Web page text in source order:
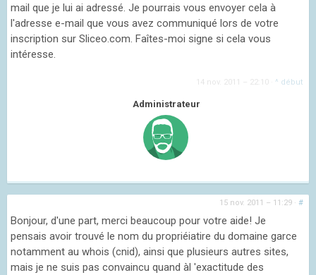
mail que je lui ai adressé. Je pourrais vous envoyer cela à
l'adresse e-mail que vous avez communiqué lors de votre
inscription sur Sliceo.com. Faîtes-moi signe si cela vous
intéresse.
14 nov. 2011 – 22:10 ^ début
Administrateur
15 nov. 2011 – 11:29 · #
Bonjour, d'une part, merci beaucoup pour votre aide! Je
pensais avoir trouvé le nom du propriéiatire du domaine garce
notamment au whois (cnid), ainsi que plusieurs autres sites,
mais je ne suis pas convaincu quand àl 'exactitude des